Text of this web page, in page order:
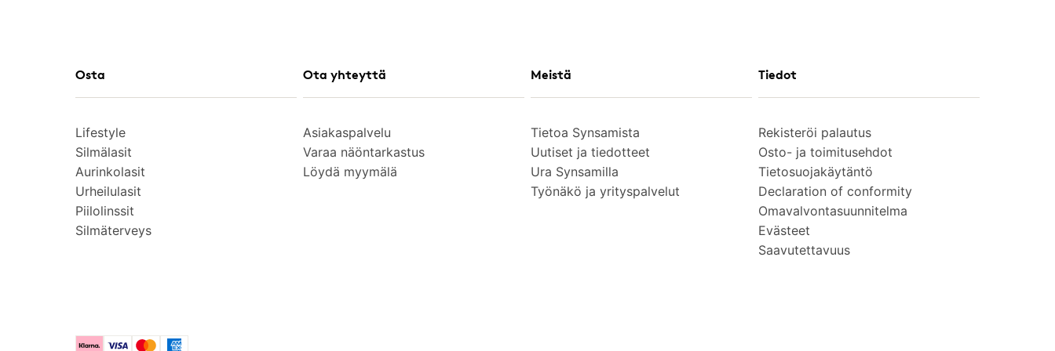
Osta
Lifestyle
Silmälasit
Aurinkolasit
Urheilulasit
Piilolinssit
Silmäterveys
Ota yhteyttä
Asiakaspalvelu
Varaa näöntarkastus
Löydä myymälä
Meistä
Tietoa Synsamista
Uutiset ja tiedotteet
Ura Synsamilla
Työnäkö ja yrityspalvelut
Tiedot
Rekisteröi palautus
Osto- ja toimitusehdot
Tietosuojakäytäntö
Declaration of conformity
Omavalvontasuunnitelma
Evästeet
Saavutettavuus
KlarnaVisa MastercardAmerican Express